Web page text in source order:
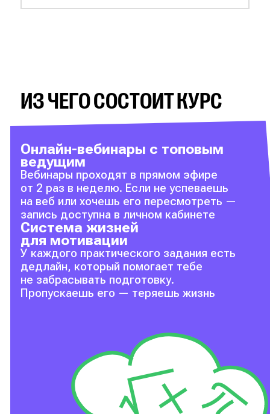
ИЗ ЧЕГО СОСТОИТ КУРС
Онлайн-вебинары с топовым
ведущим
Вебинары проходят в прямом эфире
от 2 раз в неделю. Если не успеваешь
на веб или хочешь его пересмотреть —
запись доступна в личном кабинете
Система жизней
для мотивации
У каждого практического задания есть
дедлайн, который помогает тебе
не забрасывать подготовку.
Пропускаешь его — теряешь жизнь